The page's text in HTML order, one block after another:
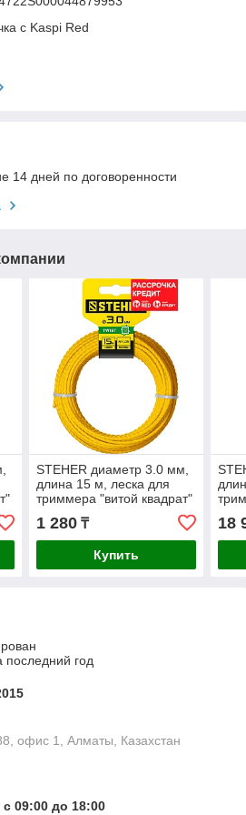
с Kaspi Red
14 дней по договоренности
STEHER диаметр 3.0 мм,
длина 15 м, леска для
триммера "витой квадрат"
1 280₸
Купить
18
последний год
офис 1, Алматы, Казахстан
09:00 до 18:00